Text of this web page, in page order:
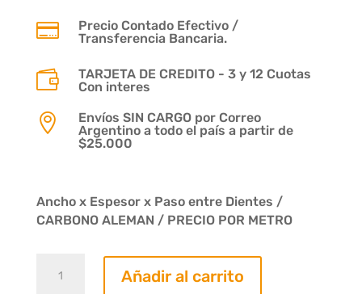

Precio Contado Efectivo /
Transferencia Bancaria.

TARJETA DE CREDITO - 3 y 12 Cuotas
Con interes

Envíos SIN CARGO por Correo
Argentino a todo el país a partir de
$25.000
Ancho x Espesor x Paso entre Dientes /
CARBONO ALEMAN / PRECIO POR METRO
cinta
Añadir al carrito